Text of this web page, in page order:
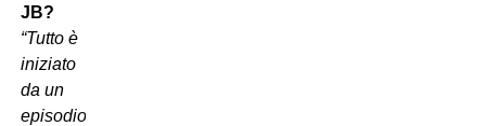
JB?
“Tutto è
iniziato
da un
episodio